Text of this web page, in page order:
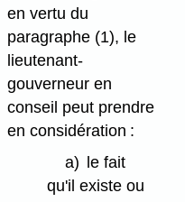
en vertu du
paragraphe (1), le
lieutenant-
gouverneur en
conseil peut prendre
en considération :
a) le fait
qu'il existe ou